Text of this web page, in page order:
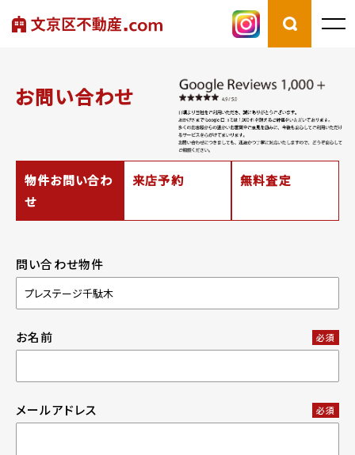
お問い合わせ
物件お問い合わ
せ
来店予約 無料査定
問い合わせ物件
お名前 必須
メールアドレス 必須